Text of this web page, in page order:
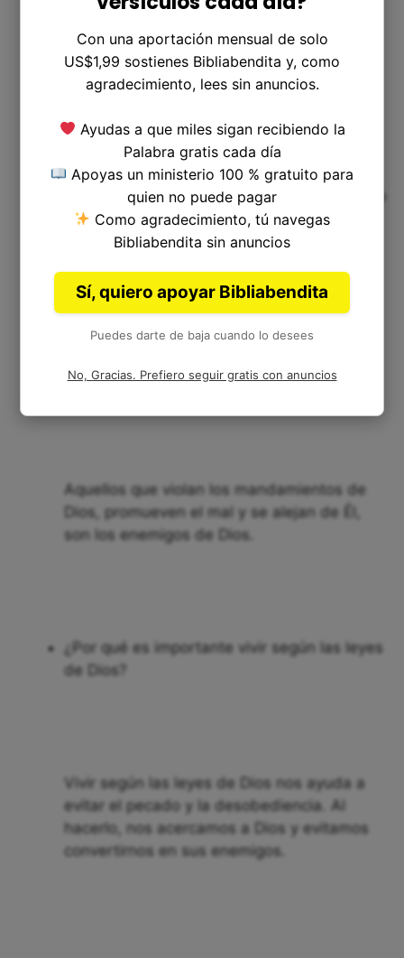
¿Es bueno buscar venganza personal?
No, buscar la venganza personal no es justo
ni divino. La Biblia nos enseña a perdonar y
amar a nuestros enemigos.
de Dios?
Aquellos que violan los mandamientos de
Dios, promueven el mal y se alejan de Él,
son los enemigos de Dios.
¿Por qué es importante vivir según las leyes
de Dios?
Vivir según las leyes de Dios nos ayuda a
evitar el pecado y la desobediencia. Al
hacerlo, nos acercamos a Dios y evitamos
convertirnos en sus enemigos.
Con una aportación mensual de solo
US$1,99 sostienes Bibliabendita y, como
agradecimiento, lees sin anuncios.
Ayudas a que miles sigan recibiendo la
Palabra gratis cada día
Apoyas un ministerio 100 % gratuito para
quien no puede pagar
Como agradecimiento, tú navegas
Bibliabendita sin anuncios
Sí, quiero apoyar Bibliabendita
Puedes darte de baja cuando lo desees
No, Gracias. Prefiero seguir gratis con anuncios